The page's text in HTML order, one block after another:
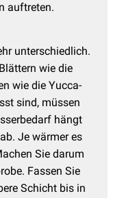
auftreten.
unterschiedlich.
wie die
wie die Yucca-
sind, müssen
hängt
Je wärmer es
Sie darum
Fassen Sie
Schicht bis in